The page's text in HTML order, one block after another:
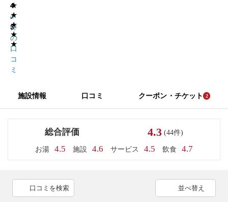
★
★
★
★
★
4
.
3
4
4
件
の
口
コ
ミ
施設情報 口コミ クーポン・チケット 2
総合評価 4.3 (44件)
お湯 4.5 施設 4.6 サービス 4.5 飲食 4.7
口コミを検索 並べ替え